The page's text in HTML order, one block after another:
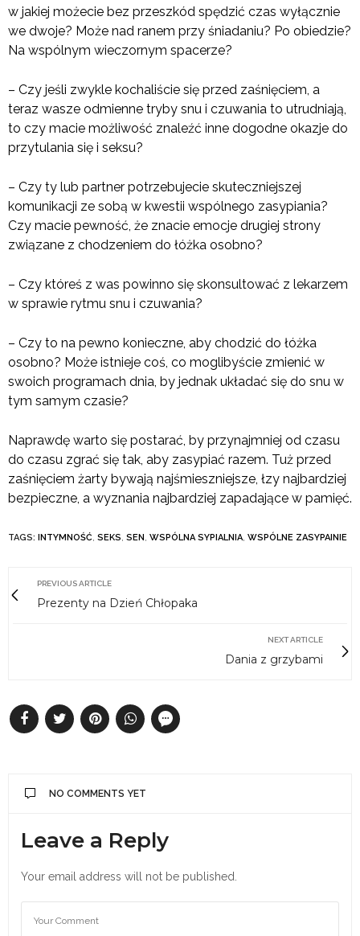
w jakiej możecie bez przeszkód spędzić czas wyłącznie
we dwoje? Może nad ranem przy śniadaniu? Po obiedzie?
Na wspólnym wieczornym spacerze?
– Czy jeśli zwykle kochaliście się przed zaśnięciem, a
teraz wasze odmienne tryby snu i czuwania to utrudniają,
to czy macie możliwość znaleźć inne dogodne okazje do
przytulania się i seksu?
– Czy ty lub partner potrzebujecie skuteczniejszej
komunikacji ze sobą w kwestii wspólnego zasypiania?
Czy macie pewność, że znacie emocje drugiej strony
związane z chodzeniem do łóżka osobno?
– Czy któreś z was powinno się skonsultować z lekarzem
w sprawie rytmu snu i czuwania?
– Czy to na pewno konieczne, aby chodzić do łóżka
osobno? Może istnieje coś, co moglibyście zmienić w
swoich programach dnia, by jednak układać się do snu w
tym samym czasie?
Naprawdę warto się postarać, by przynajmniej od czasu
do czasu zgrać się tak, aby zasypiać razem. Tuż przed
zaśnięciem żarty bywają najśmieszniejsze, łzy najbardziej
bezpieczne, a wyznania najbardziej zapadające w pamięć.
TAGS: INTYMNOŚĆ SEKS SEN WSPÓLNA SYPIALNIA WSPÓLNE ZASYPAINIE
PREVIOUS ARTICLE
Prezenty na Dzień Chłopaka
NEXT ARTICLE
Dania z grzybami
NO COMMENTS YET
Leave a Reply
Your email address will not be published.